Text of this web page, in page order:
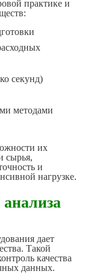
практике и
секунд)
методами
их
сырья,
и
нагрузке.
дает
Такой
качества
данных.